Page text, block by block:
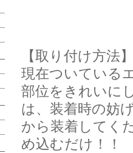
【取り付け方法
現在ついている
部位をきれいに
は、装着時の妨
から装着してく
め込むだけ！！